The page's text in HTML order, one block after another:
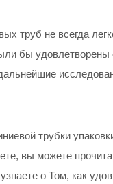
труб не всегда
бы удовлетворены
трубки
вы можете
о Том, как